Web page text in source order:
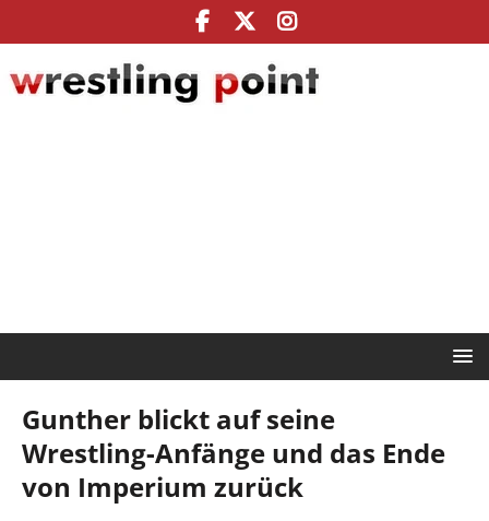
Gunther blickt auf seine
Wrestling-Anfänge und das Ende
von Imperium zurück